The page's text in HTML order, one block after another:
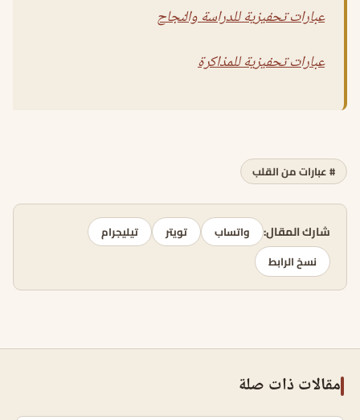
عبارات تحفيزية للدراسة والنجاح
عبارات تحفيزية للمذاكرة
# عبارات من القلب
شارك المقال: واتساب تويتر
تيليجرام
نسخ الرابط
مقالات ذات صلة